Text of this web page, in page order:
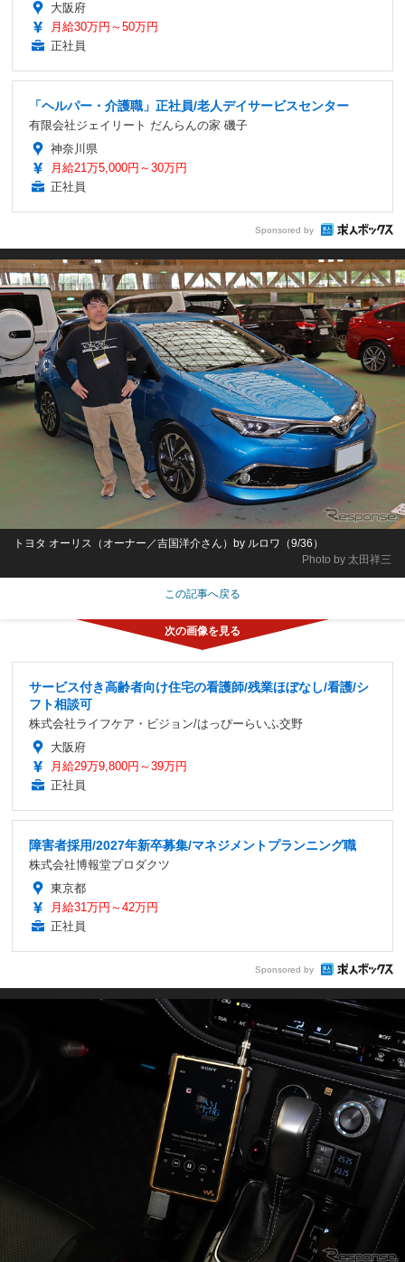
大阪府
月給30万円～50万円
正社員
「ヘルパー・介護職」正社員/老人デイサービスセンター
有限会社ジェイリート だんらんの家 磯子
神奈川県
月給21万5,000円～30万円
正社員
Sponsored by
Photo by 太田祥三
トヨタ オーリス（オーナー／吉国洋介さん）by ルロワ（9/36）
この記事へ戻る
サービス付き高齢者向け住宅の看護師/残業ほぼなし/看護/シ
フト相談可
株式会社ライフケア・ビジョン/はっぴーらいふ交野
大阪府
月給29万9,800円～39万円
正社員
障害者採用/2027年新卒募集/マネジメントプランニング職
株式会社博報堂プロダクツ
東京都
月給31万円～42万円
正社員
Sponsored by